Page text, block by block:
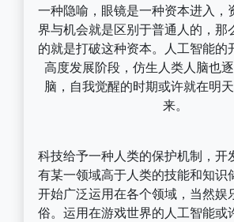
一种隐喻，眼镜是一种资本进入，
界与机会就是区别于普通人的，那
的就是打破这种资本。人工智能的
高度发展阶段，仿生人类人脑也
脑，自我觉醒的时期或许就在明
来。
科技给予一种人类的保护机制，开
有某一领域高于人类的技能和知识
开始广泛运用在各个领域，当然娱
俗。运用在游戏世界的人工智能或